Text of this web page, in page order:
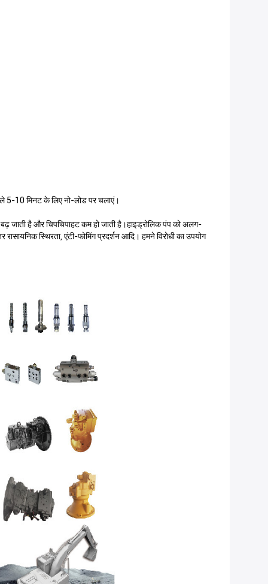
5-10 मिनट के लिए नो-लोड पर चलाएं।
जाती है और चिपचिपाहट कम हो जाती है।हाइड्रोलिक पंप को अलग-
स्थिरता, एंटी-फोमिंग प्रदर्शन आदि। हमने विरोधी का उपयोग